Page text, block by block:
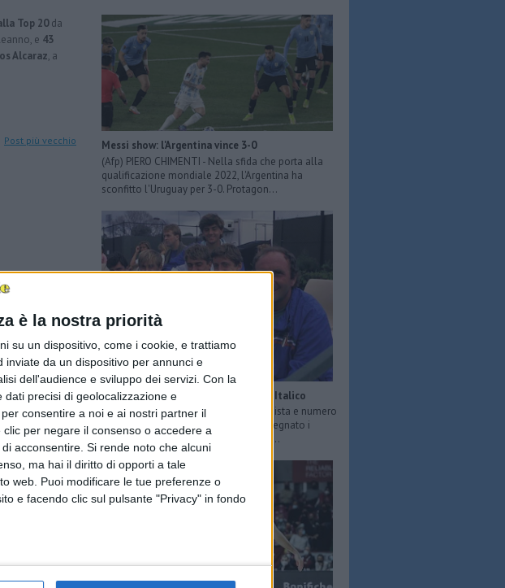
è la nostra priorità
su un dispositivo, come i cookie, e trattiamo
da un dispositivo per annunci e
dell'audience e sviluppo dei servizi. Con la
precisi di geolocalizzazione e
consentire a noi e ai nostri partner il
per negare il consenso o accedere a
acconsentire. Si rende noto che alcuni
ma hai il diritto di opporti a tale
web. Puoi modificare le tue preferenze o
e facendo clic sul pulsante "Privacy" in fondo
Top 20da
e 43
Alcaraz, a
Post più vecchio
Messi show: l'Argentina vince 3-0
(Afp) PIERO CHIMENTI - Nella sfida che porta alla
qualificazione mondiale 2022, l'Argentina ha
sconfitto l'Uruguay per 3-0. Protagon...
È morto Ciro Cirillo, anima del Foro Italico
BARI - È scomparso a 66 anni l’ex tennista e numero
uno della scuola di Roma in cui ha insegnato i
segreti della racchetta a tanti ragazzi ...